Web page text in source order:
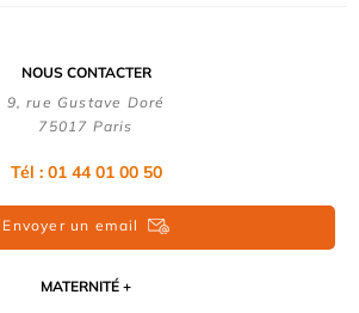
NOUS CONTACTER
9, rue Gustave Doré
75017 Paris
Tél : 01 44 01 00 50
Envoyer un email
MATERNITÉ